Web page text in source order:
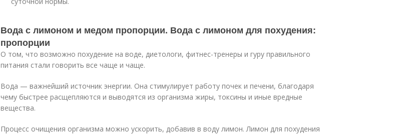
Вода с лимоном и медом пропорции. Вода с лимоном для похудения:
пропорции
О том, что возможно похудение на воде, диетологи, фитнес-тренеры и гуру правильного
питания стали говорить все чаще и чаще.
Вода — важнейший источник энергии. Она стимулирует работу почек и печени, благодаря
чему быстрее расщепляются и выводятся из организма жиры, токсины и иные вредные
вещества.
Процесс очищения организма можно ускорить, добавив в воду лимон. Лимон для похудения